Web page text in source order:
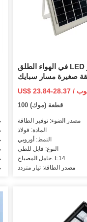
في الهواء الطلق LED أضواء المناظر
صغيرة مسار سبايك
100 قطعة (موك)
مصدر الضوء: توفير الطاقة
المادة: فولاذ
النمط: أوروبي
النوع: قابل للطي
حامل المصباح: E14
مصدر الطاقة: تيار متردد